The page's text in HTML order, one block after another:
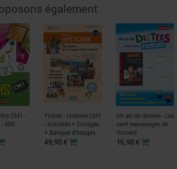
également
CM1 -
400
Fichier - Histoire CM1
- Activités + Corrigés
+ Banque d'images
49,90 €
Un an de dictées - Les
cent mensonges de
Vincent
15,90 €